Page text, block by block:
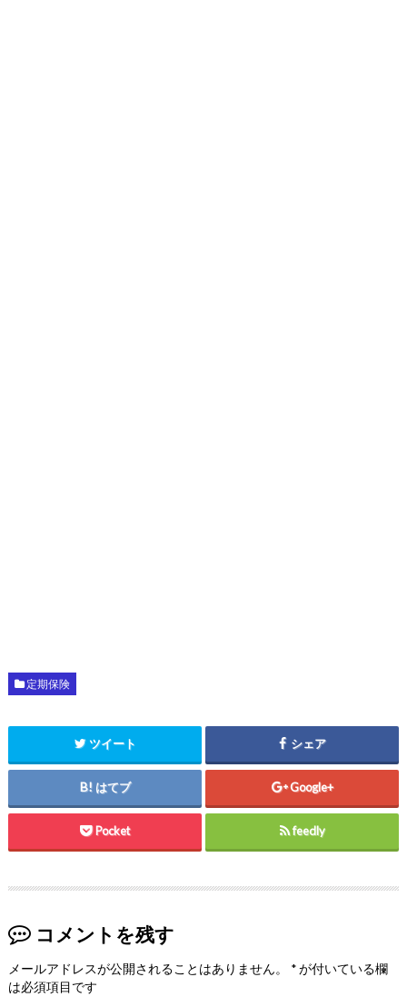
定期保険
ツイート シェア
はてブ Google+
Pocket feedly
コメントを残す
メールアドレスが公開されることはありません。 *が付いている欄
は必須項目です